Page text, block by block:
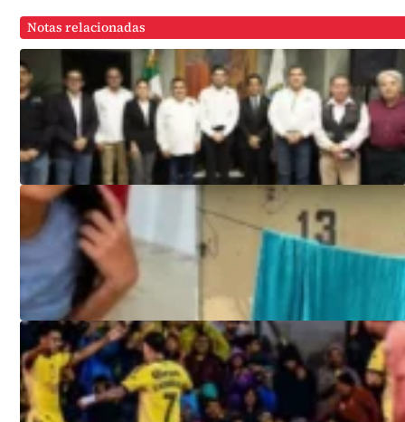
Notas relacionadas